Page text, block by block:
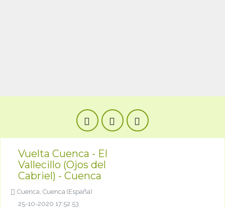
Vuelta Cuenca - El
Vallecillo (Ojos del
Cabriel) - Cuenca
Cuenca, Cuenca (España)
25-10-2020 17:52:53